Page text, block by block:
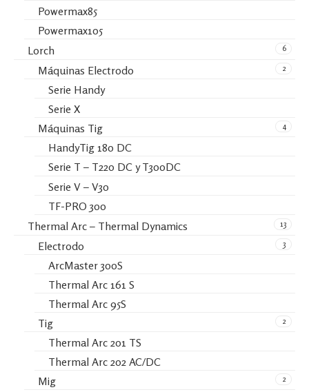
Powermax85
Powermax105
6
Lorch
2
Máquinas Electrodo
Serie Handy
Serie X
4
Máquinas Tig
HandyTig 180 DC
Serie T – T220 DC y T300DC
Serie V – V30
TF-PRO 300
13
Thermal Arc – Thermal Dynamics
3
Electrodo
ArcMaster 300S
Thermal Arc 161 S
Thermal Arc 95S
2
Tig
Thermal Arc 201 TS
Thermal Arc 202 AC/DC
2
Mig